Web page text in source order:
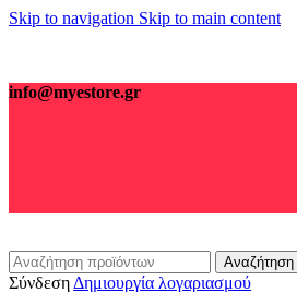
Skip to navigation Skip to main content
info@myestore.gr
Αναζήτηση
Σύνδεση Δημιουργία λογαριασμού